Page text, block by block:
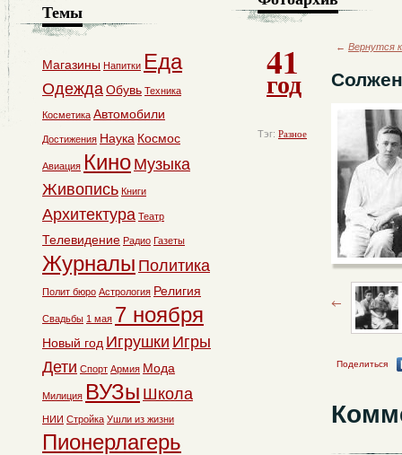
41
год
Тэг: Разное
← Вернутся
Поделиться
Темы
Магазины Напитки Еда
ОдеждаОбувь Техника
Косметика Автомобили
Достижения Наука Космос
Авиация Кино Музыка
Живопись Книги
Архитектура Театр
Телевидение Радио Газеты
Журналы Политика
Полит бюро Астрология Религия
Свадьбы 1 мая 7 ноября
Новый год Игрушки Игры
Дети Спорт Армия Мода
Милиция ВУЗы Школа
НИИ Стройка Ушли из жизни
Пионерлагерь